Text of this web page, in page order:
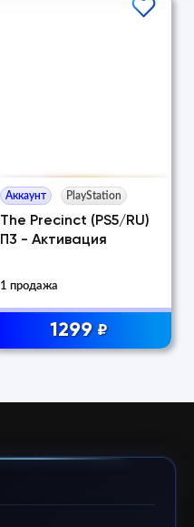
Аккаунт PlayStation
The Precinct (PS5/RU)
П3 - Активация
1 продажа
1299 ₽